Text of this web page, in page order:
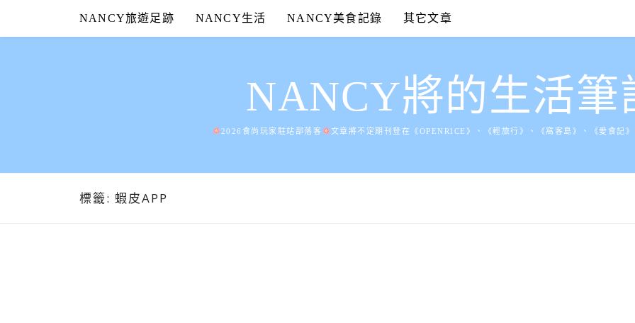
content
NANCY旅遊足跡 NANCY生活 NANCY美食記錄 其它文章
NANCY將的生活筆
2026食尚玩家駐站部落客 文章將不定期刊登在《OPENRICE》、《輕旅行》、《窩客島》、《愛食記
標籤: 蝦皮APP